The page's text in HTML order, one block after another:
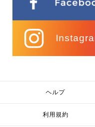
ヘルプ
利用規約